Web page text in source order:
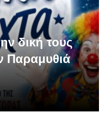
δική τους
Παραμυθιά